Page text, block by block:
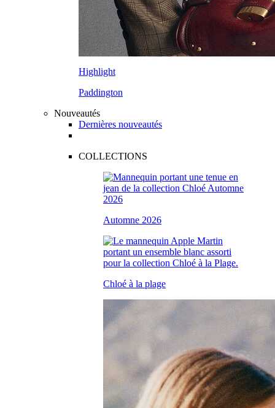
Highlight
Paddington
Nouveautés
Dernières nouveautés
COLLECTIONS
Automne 2026
Chloé à la plage